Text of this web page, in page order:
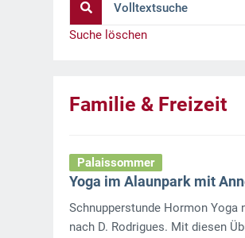
Volltextsuche
Suche löschen
Familie & Freizeit
Palaissommer
Yoga im Alaunpark mit
Schnupperstunde Hormon Yoga
nach D. Rodrigues. Mit diesen